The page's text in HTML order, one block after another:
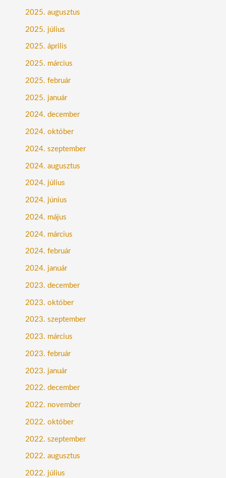
2025. augusztus
2025. július
2025. április
2025. március
2025. február
2025. január
2024. december
2024. október
2024. szeptember
2024. augusztus
2024. július
2024. június
2024. május
2024. március
2024. február
2024. január
2023. december
2023. október
2023. szeptember
2023. március
2023. február
2023. január
2022. december
2022. november
2022. október
2022. szeptember
2022. augusztus
2022. július